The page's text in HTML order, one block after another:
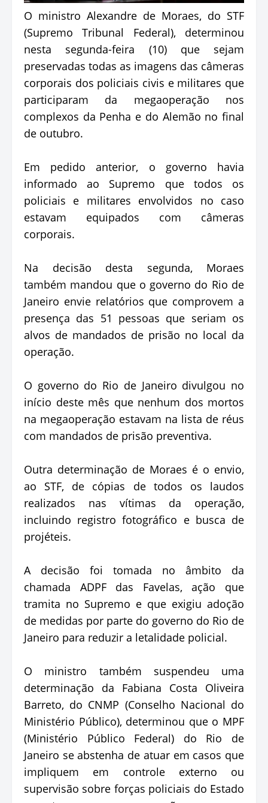
O ministro Alexandre de Moraes, do STF
(Supremo Tribunal Federal), determinou
nesta segunda-feira (10) que sejam
preservadas todas as imagens das câmeras
corporais dos policiais civis e militares que
participaram da megaoperação nos
complexos da Penha e do Alemão no final
de outubro.
Em pedido anterior, o governo havia
informado ao Supremo que todos os
policiais e militares envolvidos no caso
estavam equipados com câmeras
corporais.
Na decisão desta segunda, Moraes
também mandou que o governo do Rio de
Janeiro envie relatórios que comprovem a
presença das 51 pessoas que seriam os
alvos de mandados de prisão no local da
operação.
O governo do Rio de Janeiro divulgou no
início deste mês que nenhum dos mortos
na megaoperação estavam na lista de réus
com mandados de prisão preventiva.
Outra determinação de Moraes é o envio,
ao STF, de cópias de todos os laudos
realizados nas vítimas da operação,
incluindo registro fotográfico e busca de
projéteis.
A decisão foi tomada no âmbito da
chamada ADPF das Favelas, ação que
tramita no Supremo e que exigiu adoção
de medidas por parte do governo do Rio de
Janeiro para reduzir a letalidade policial.
O ministro também suspendeu uma
determinação da Fabiana Costa Oliveira
Barreto, do CNMP (Conselho Nacional do
Ministério Público), determinou que o MPF
(Ministério Público Federal) do Rio de
Janeiro se abstenha de atuar em casos que
impliquem em controle externo ou
supervisão sobre forças policiais do Estado